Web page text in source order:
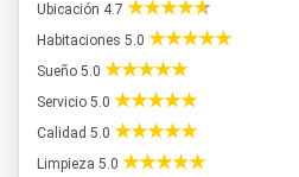
Ubicación 4.7
Habitaciones 5.0
Sueño 5.0
Servicio 5.0
Calidad 5.0
Limpieza 5.0